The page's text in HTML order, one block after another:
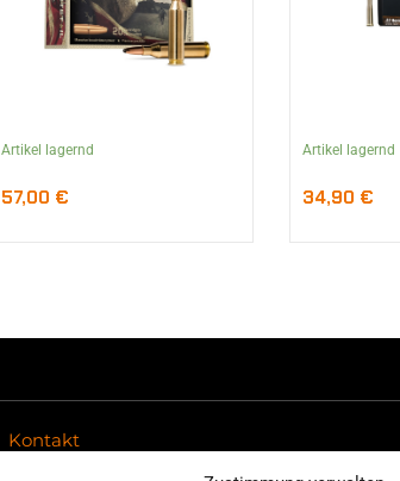
Artikel lagernd
57,00 €
Artikel lagernd
34,90 €
Kontakt